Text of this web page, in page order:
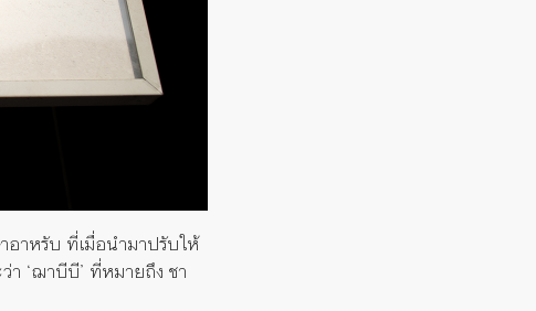
อาหรับ ที่เมื่อนำมาปรับให้
า ‘ฌาบีบี’ ที่หมายถึง ชา